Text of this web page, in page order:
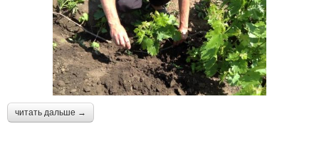
читать дальше →